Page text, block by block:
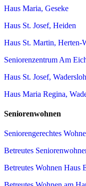
Haus Maria, Geseke
Haus St. Josef, Heiden
Haus St. Martin, Herten-
Seniorenzentrum Am
Haus St. Josef, Wadersloh
Haus Maria Regina,
Seniorenwohnen
Seniorengerechtes
Betreutes
Betreutes Wohnen Haus